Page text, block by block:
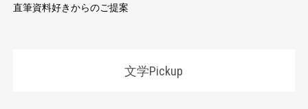
直筆資料好きからのご提案
文学Pickup